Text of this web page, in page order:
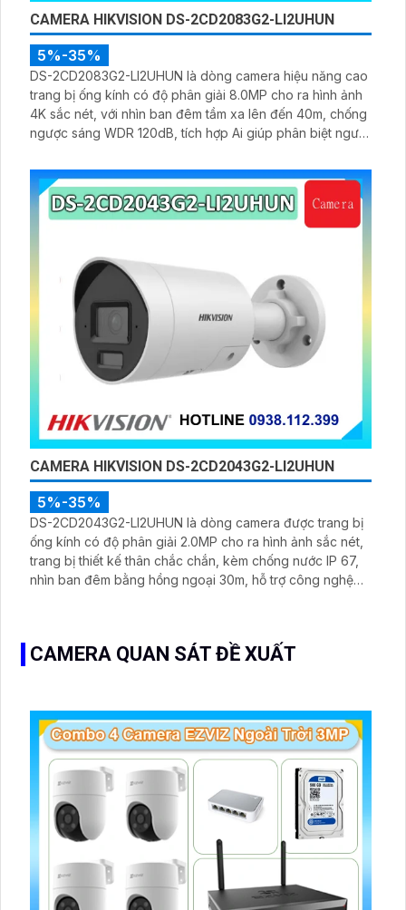
CAMERA HIKVISION DS-2CD2083G2-LI2UHUN
5%-35%
DS-2CD2083G2-LI2UHUN là dòng camera hiệu năng cao
trang bị ống kính có độ phân giải 8.0MP cho ra hình ảnh
4K sắc nét, với nhìn ban đêm tầm xa lên đến 40m, chống
ngược sáng WDR 120dB, tích hợp Ai giúp phân biệt người
CAMERA HIKVISION DS-2CD2043G2-LI2UHUN
5%-35%
DS-2CD2043G2-LI2UHUN là dòng camera được trang bị
ống kính có độ phân giải 2.0MP cho ra hình ảnh sắc nét,
trang bị thiết kế thân chắc chắn, kèm chống nước IP 67,
nhìn ban đêm bằng hồng ngoại 30m, hỗ trợ công nghệ
CAMERA QUAN SÁT ĐỀ XUẤT